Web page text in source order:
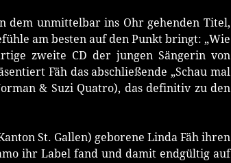
dem unmittelbar ins Ohr gehenden Titel,
am besten auf den Punkt bringt: „Wie
zweite CD der jungen Sängerin von
Fäh das abschließende „Schau mal
& Suzi Quatro), das definitiv zu den
St. Gallen) geborene Linda Fäh ihren
ihr Label fand und damit endgültig auf